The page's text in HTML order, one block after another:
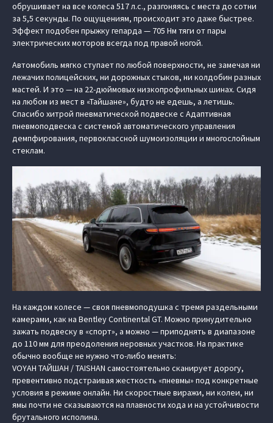
обрушивает на все колеса 517 л.с., разгоняясь с места до сотни
за 5,5 секунды. По ощущениям, происходит это даже быстрее.
Эффект подобен прыжку гепарда — 705 Нм тяги от пары
электрических моторов всегда под правой ногой.
Автомобиль мягко ступает по любой поверхности, не замечая ни
лежачих полицейских, ни дорожных стыков, ни колдобин разных
мастей. И это — на 22-дюймовых низкопрофильных шинах. Сидя
на любом из мест в «Тайшане», будто не едешь, а летишь.
Спасибо хитрой пневматической подвеске с Адаптивная
пневмоподвеска с системой автоматического управления
демпфирования, первоклассной шумоизоляции и многослойным
стеклам.
На каждом колесе — своя пневмоподушка с тремя раздельными
камерами, как на Bentley Continental GT. Можно принудительно
зажать подвеску в «спорт», а можно — приподнять в диапазоне
до 110 мм для преодоления неровных участков. На практике
обычно вообще не нужно что-либо менять:
VOYAH ТАЙШАН / TAISHAN самостоятельно сканирует дорогу,
превентивно подстраивая жесткость «пневмы» под конкретные
условия в режиме онлайн. Ни скоростные виражи, ни колеи, ни
ямы почти не сказываются на плавности хода и на устойчивости
брутального исполина.